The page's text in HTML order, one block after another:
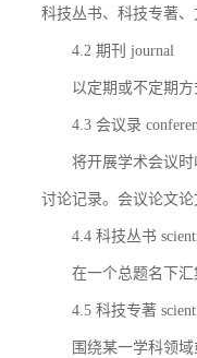
科技丛书、科技专著
4.2 期刊 journal
以定期或不定期
4.3 会议录
将开展学术会议
讨论记录。会议论文
4.4 科技丛书
在一个总题名下
4.5 科技专著
围绕某一学科领